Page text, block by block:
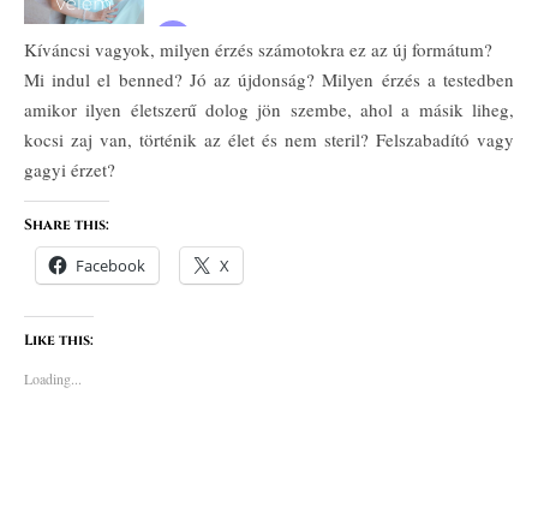
Kíváncsi vagyok, milyen érzés számotokra ez az új formátum?
Mi indul el benned? Jó az újdonság? Milyen érzés a testedben
amikor ilyen életszerű dolog jön szembe, ahol a másik liheg,
kocsi zaj van, történik az élet és nem steril? Felszabadító vagy
gagyi érzet?
Share this:
Facebook X
Like this:
Loading...